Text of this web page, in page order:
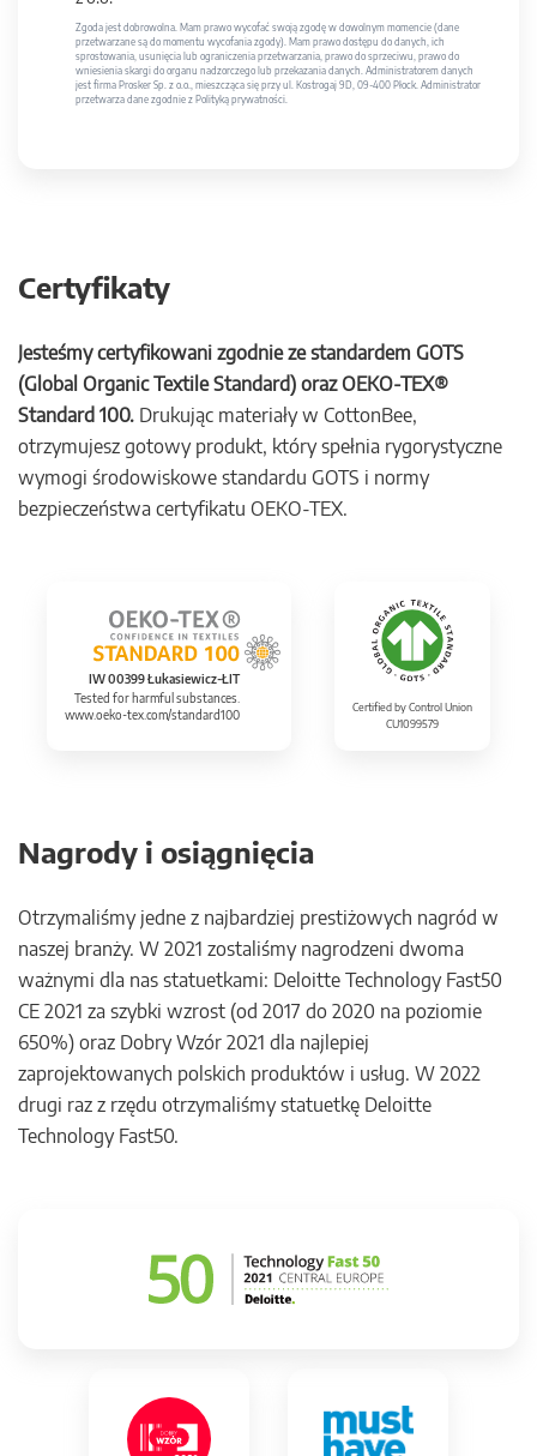
Zgoda jest dobrowolna. Mam prawo wycofać swoją zgodę w dowolnym momencie (dane
przetwarzane są do momentu wycofania zgody). Mam prawo dostępu do danych, ich
sprostowania, usunięcia lub ograniczenia przetwarzania, prawo do sprzeciwu, prawo do
wniesienia skargi do organu nadzorczego lub przekazania danych. Administratorem danych
jest firma Prosker Sp. z o.o., mieszcząca się przy ul. Kostrogaj 9D, 09-400 Płock. Administrator
przetwarza dane zgodnie z Polityką prywatności.
Certyfikaty
Jesteśmy certyfikowani zgodnie ze standardem GOTS
(Global Organic Textile Standard) oraz OEKO-TEX®
Standard 100. Drukując materiały w CottonBee,
otrzymujesz gotowy produkt, który spełnia rygorystyczne
wymogi środowiskowe standardu GOTS i normy
bezpieczeństwa certyfikatu OEKO-TEX.
IW 00399 Łukasiewicz-ŁIT
Tested for harmful substances.
www.oeko-tex.com/standard100
Certified by Control Union
CU1099579
Nagrody i osiągnięcia
Otrzymaliśmy jedne z najbardziej prestiżowych nagród w
naszej branży. W 2021 zostaliśmy nagrodzeni dwoma
ważnymi dla nas statuetkami: Deloitte Technology Fast50
CE 2021 za szybki wzrost (od 2017 do 2020 na poziomie
650%) oraz Dobry Wzór 2021 dla najlepiej
zaprojektowanych polskich produktów i usług. W 2022
drugi raz z rzędu otrzymaliśmy statuetkę Deloitte
Technology Fast50.